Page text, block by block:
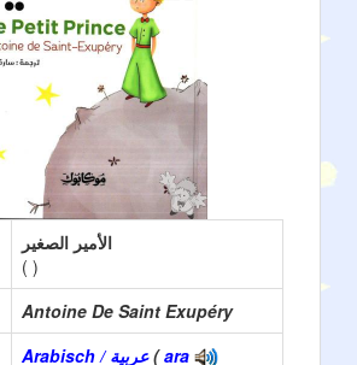
الأمير الصغير
( )
Antoine De Saint Exupéry
Arabisch / عربية(ara